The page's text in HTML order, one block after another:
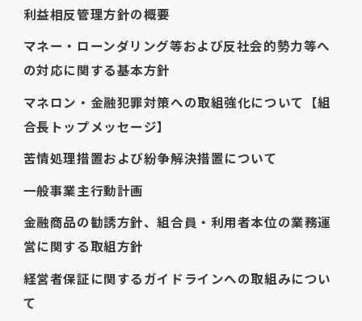
利益相反管理方針の概要
マネー・ローンダリング等および反社会的勢力等へ
の対応に関する基本方針
マネロン・金融犯罪対策への取組強化について【組
合長トップメッセージ】
苦情処理措置および紛争解決措置について
一般事業主行動計画
金融商品の勧誘方針、組合員・利用者本位の業務運
営に関する取組方針
経営者保証に関するガイドラインへの取組みについ
て